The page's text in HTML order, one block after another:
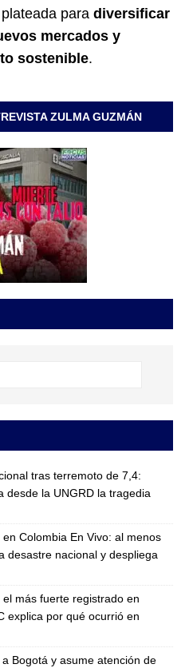
para diversificar
mercados y
sostenible.
ZULMA GUZMÁN
tras terremoto de 7,4:
desde la UNGRD la tragedia
Colombia En Vivo: al menos
desastre nacional y despliega
más fuerte registrado en
explica por qué ocurrió en
Bogotá y asume atención de